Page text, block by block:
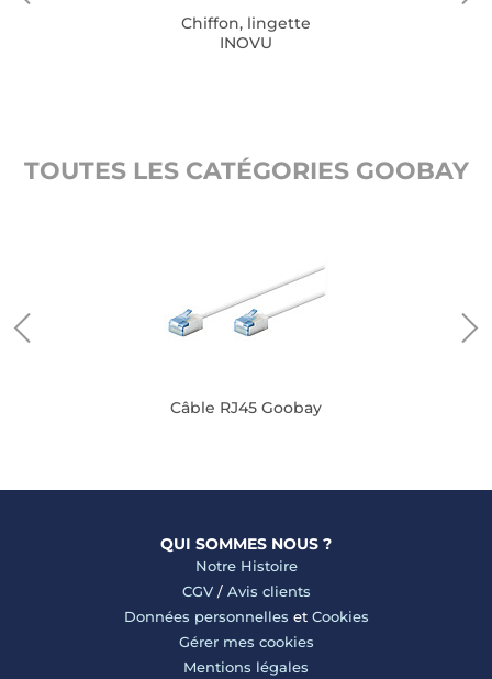
Chiffon, lingette
INOVU
TOUTES LES CATÉGORIES GOOBAY
Câble RJ45 Goobay
QUI SOMMES NOUS ?
Notre Histoire
CGV/ Avis clients
Données personnelles et Cookies
Gérer mes cookies
Mentions légales